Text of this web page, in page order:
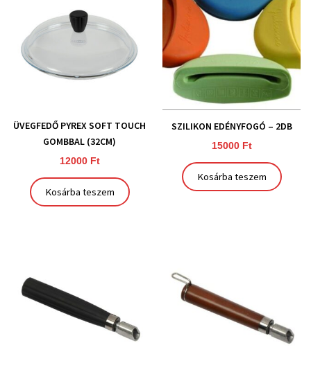
ÜVEGFEDŐ PYREX SOFT TOUCH
GOMBBAL (32CM)
12000 Ft
Kosárba teszem
SZILIKON EDÉNYFOGÓ – 2DB
15000 Ft
Kosárba teszem